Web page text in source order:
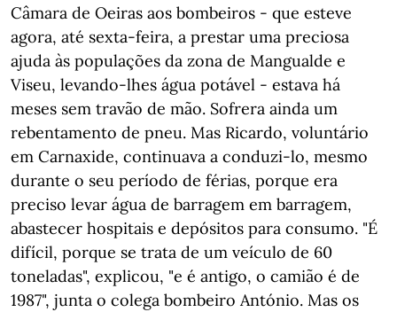
Câmara de Oeiras aos bombeiros - que esteve
agora, até sexta-feira, a prestar uma preciosa
ajuda às populações da zona de Mangualde e
Viseu, levando-lhes água potável - estava há
meses sem travão de mão. Sofrera ainda um
rebentamento de pneu. Mas Ricardo, voluntário
em Carnaxide, continuava a conduzi-lo, mesmo
durante o seu período de férias, porque era
preciso levar água de barragem em barragem,
abastecer hospitais e depósitos para consumo. "É
difícil, porque se trata de um veículo de 60
toneladas", explicou, "e é antigo, o camião é de
1987", junta o colega bombeiro António. Mas os